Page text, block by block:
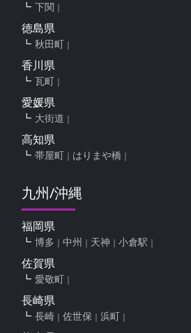
下関
徳島県
秋田町
香川県
瓦町
愛媛県
大街道
高知県
帯屋町 はりまや橋
九州/沖縄
福岡県
博多 中州 天神 小倉駅
佐賀県
愛敬町
長崎県
長崎 佐世保 浜町